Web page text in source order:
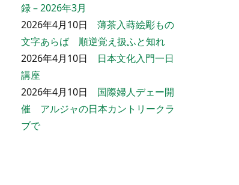
録 – 2026年3月
2026年4月10日 薄茶入蒔絵彫もの
文字あらば 順逆覚え扱ふと知れ
2026年4月10日
日本文化入門一日
講座
2026年4月10日 国際婦人デェー開
催 アルジャの日本カントリークラ
ブで